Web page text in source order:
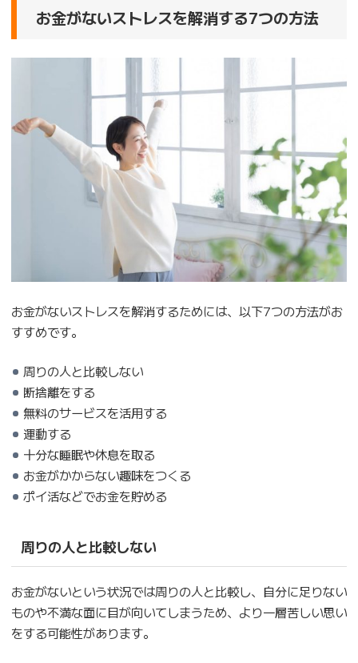
お金がないストレスを解消する7つの方法
お金がないストレスを解消するためには、以下7つの方法がお
すすめです。
周りの人と比較しない
断捨離をする
無料のサービスを活用する
運動する
十分な睡眠や休息を取る
お金がかからない趣味をつくる
ポイ活などでお金を貯める
周りの人と比較しない
お金がないという状況では周りの人と比較し、自分に足りない
ものや不満な面に目が向いてしまうため、より一層苦しい思い
をする可能性があります。